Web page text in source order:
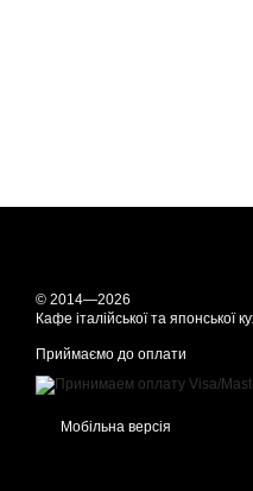
© 2014—2026
Кафе італійської та японської
Приймаємо до оплати
Мобільна версія